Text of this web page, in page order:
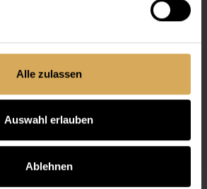
Alle zulassen
Auswahl erlauben
Ablehnen